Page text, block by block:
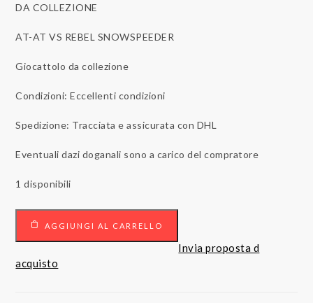
DA COLLEZIONE
AT-AT VS REBEL SNOWSPEEDER
Giocattolo da collezione
Condizioni: Eccellenti condizioni
Spedizione: Tracciata e assicurata con DHL
Eventuali dazi doganali sono a carico del compratore
1 disponibili
WARS
HOT
AGGIUNGI AL CARRELLO
Invia proposta d
acquisto